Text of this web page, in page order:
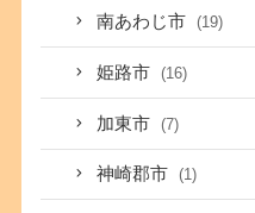
南あわじ市 (19)
姫路市 (16)
加東市 (7)
神崎郡市 (1)